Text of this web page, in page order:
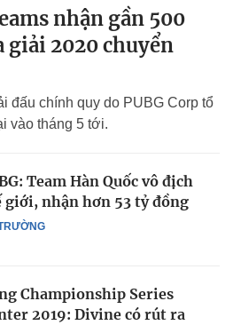
nhận gần 500
2020 chuyển
đấu chính quy do PUBG Corp tổ
vào tháng 5 tới.
Team Hàn Quốc vô địch
giới, nhận hơn 53 tỷ đồng
Championship Series
2019: Divine có rút ra